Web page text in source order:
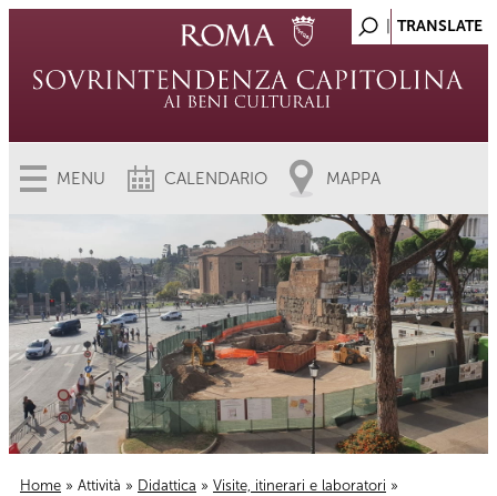
MENU CALENDARIO MAPPA
Home » Attività » Didattica » Visite, itinerari e laboratori »